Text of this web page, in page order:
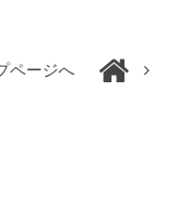
ページへ